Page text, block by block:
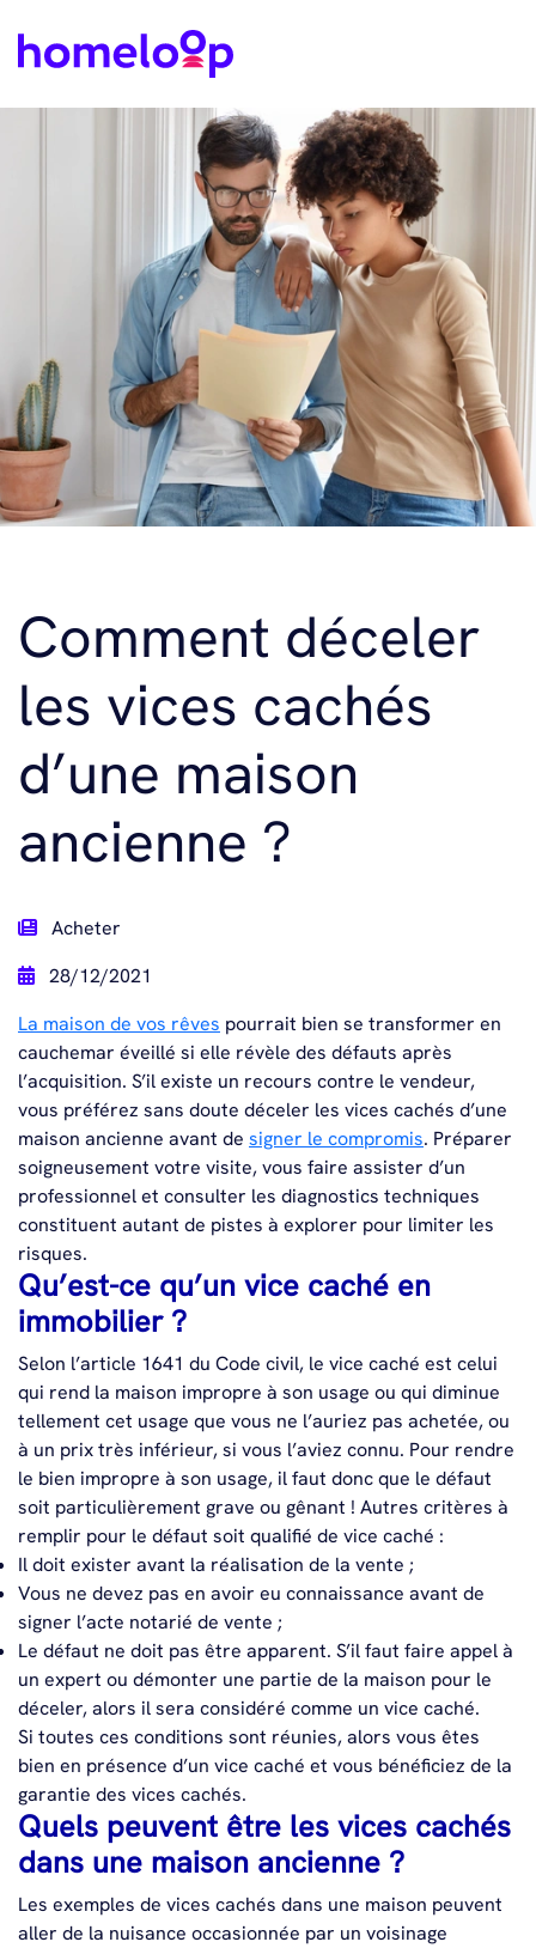
Comment déceler
les vices cachés
d’une maison
ancienne ?
Acheter
28/12/2021
La maison de vos rêves pourrait bien se transformer en
cauchemar éveillé si elle révèle des défauts après
l’acquisition. S’il existe un recours contre le vendeur,
vous préférez sans doute déceler les vices cachés d’une
maison ancienne avant de signer le compromis. Préparer
soigneusement votre visite, vous faire assister d’un
professionnel et consulter les diagnostics techniques
constituent autant de pistes à explorer pour limiter les
risques.
Qu’est-ce qu’un vice caché en
immobilier ?
Selon l’article 1641 du Code civil, le vice caché est celui
qui rend la maison impropre à son usage ou qui diminue
tellement cet usage que vous ne l’auriez pas achetée, ou
à un prix très inférieur, si vous l’aviez connu. Pour rendre
le bien impropre à son usage, il faut donc que le défaut
soit particulièrement grave ou gênant ! Autres critères à
remplir pour le défaut soit qualifié de vice caché :
Il doit exister avant la réalisation de la vente ;
Vous ne devez pas en avoir eu connaissance avant de
signer l’acte notarié de vente ;
Le défaut ne doit pas être apparent. S’il faut faire appel à
un expert ou démonter une partie de la maison pour le
déceler, alors il sera considéré comme un vice caché.
Si toutes ces conditions sont réunies, alors vous êtes
bien en présence d’un vice caché et vous bénéficiez de la
garantie des vices cachés.
Quels peuvent être les vices cachés
dans une maison ancienne ?
Les exemples de vices cachés dans une maison peuvent
aller de la nuisance occasionnée par un voisinage